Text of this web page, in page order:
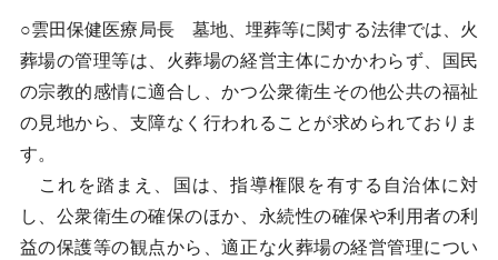
○雲田保健医療局長 墓地、埋葬等に関する法律では、火
葬場の管理等は、火葬場の経営主体にかかわらず、国民
の宗教的感情に適合し、かつ公衆衛生その他公共の福祉
の見地から、支障なく行われることが求められておりま
す。
これを踏まえ、国は、指導権限を有する自治体に対
し、公衆衛生の確保のほか、永続性の確保や利用者の利
益の保護等の観点から、適正な火葬場の経営管理につい